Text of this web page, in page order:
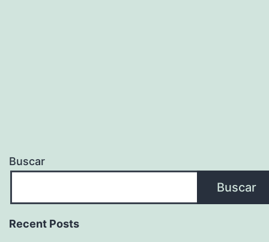
Buscar
Buscar
Recent Posts